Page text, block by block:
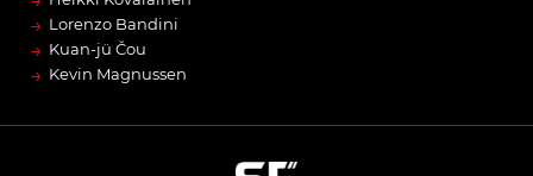
→ Lorenzo Bandini
→ Kuan-jü Čou
→ Kevin Magnussen